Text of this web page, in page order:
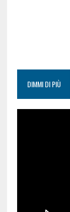
DIMMI DI PIÙ